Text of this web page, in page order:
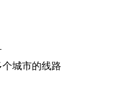
个城市的线路